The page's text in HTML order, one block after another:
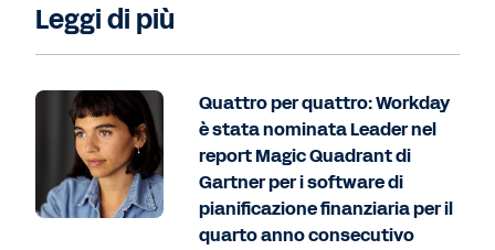
Leggi di più
Quattro per quattro: Workday
è stata nominata Leader nel
report Magic Quadrant di
Gartner per i software di
pianificazione finanziaria per il
quarto anno consecutivo